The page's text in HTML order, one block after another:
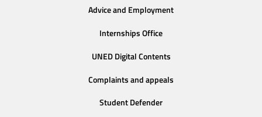
Advice and Employment
Internships Office
UNED Digital Contents
Complaints and appeals
Student Defender